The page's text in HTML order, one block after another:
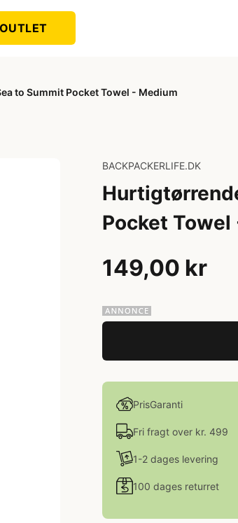
OUTLET
to Summit Pocket Towel - Medium
BACKPACKERLIFE.DK
Pocket
149,00 kr
PrisGaranti
Fri fragt over kr. 499
1-2 dages levering
100 dages returret